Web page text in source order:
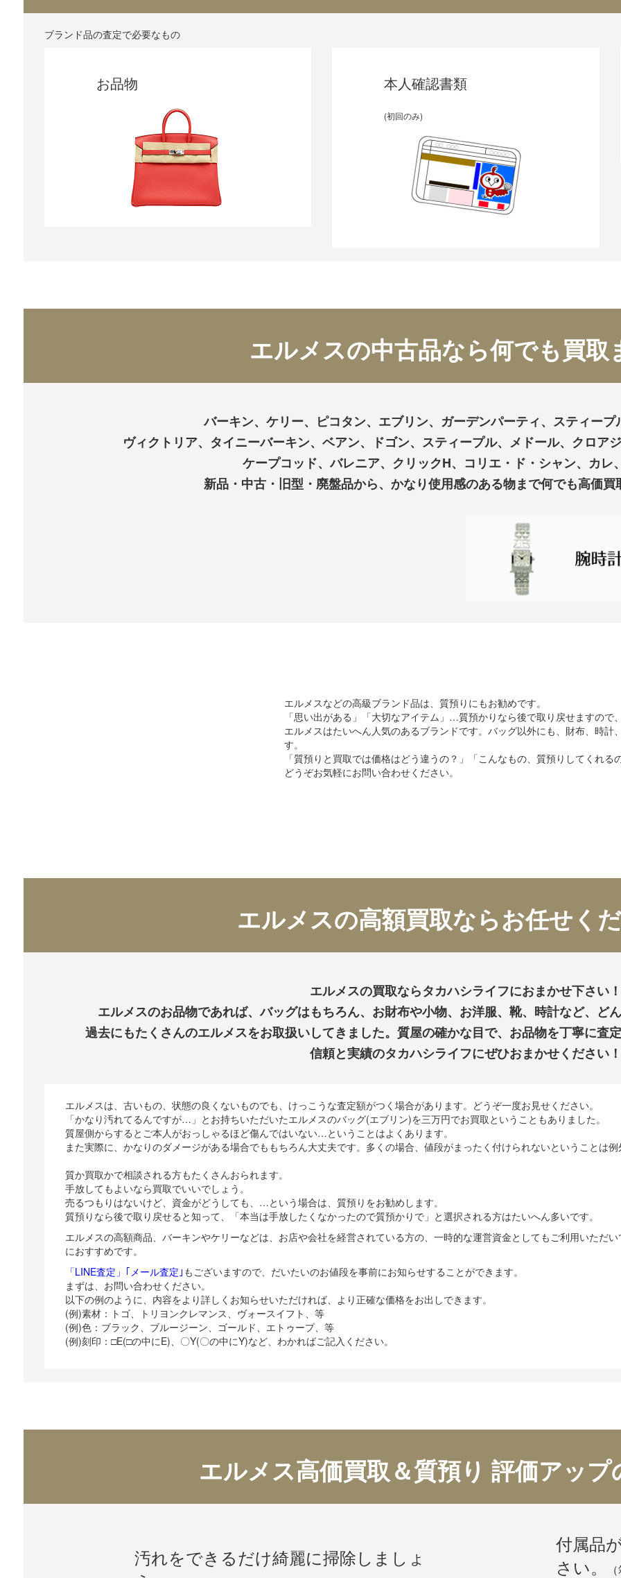
ブランド品の査定で必要なもの
お品物 本人確認書類
(初回のみ)
エルメスの中古品なら何でも買取
バーキン、ケリー、ピコタン、エブリン、ガーデンパーティ、スティー
ヴィクトリア、タイニーバーキン、ベアン、ドゴン、スティープル、メドール、クロア
ケープコッド、バレニア、クリックH、コリエ・ド・シャン、カレ
新品・中古・旧型・廃盤品から、かなり使用感のある物まで何でも高価
エルメスなどの高級ブランド品は、質預りにもお勧めです。
「思い出がある」「大切なアイテム」…質預かりなら後で取り戻せますの
エルメスはたいへん人気のあるブランドです。バッグ以外にも、財布、時
す。
「質預りと買取では価格はどう違うの？」「こんなもの、質預りしてくれる
どうぞお気軽にお問い合わせください。
エルメスの高額買取ならお任せく
エルメスの買取ならタカハシライフにおまかせ下さい！
エルメスのお品物であれば、バッグはもちろん、お財布や小物、お洋服、靴、時計など、ど
過去にもたくさんのエルメスをお取扱いしてきました。質屋の確かな目で、お品物を丁寧に査
信頼と実績のタカハシライフにぜひおまかせください！
エルメスは、古いもの、状態の良くないものでも、けっこうな査定額がつく場合があります。どうぞ一度お見せください。
「かなり汚れてるんですが…」とお持ちいただいたエルメスのバッグ(エブリン)を三万円でお買取ということもありました。
質屋側からするとご本人がおっしゃるほど傷んではいない…ということはよくあります。
また実際に、かなりのダメージがある場合でももちろん大丈夫です。多くの場合、値段がまったく付けられないということは
質か買取かで相談される方もたくさんおられます。
手放してもよいなら買取でいいでしょう。
売るつもりはないけど、資金がどうしても、…という場合は、質預りをお勧めします。
質預りなら後で取り戻せると知って、「本当は手放したくなかったので質預かりで」と選択される方はたいへん多いです。
エルメスの高額商品、バーキンやケリーなどは、お店や会社を経営されている方の、一時的な運営資金としてもご利用いただ
におすすめです。
「LINE査定」 ｢メール査定｣ もございますので、だいたいのお値段を事前にお知らせすることができます。
まずは、お問い合わせください。
以下の例のように、内容をより詳しくお知らせいただければ、より正確な価格をお出しできます。
(例)素材：トゴ、トリヨンクレマンス、ヴォースイフト、等
(例)色：ブラック、ブルージーン、ゴールド、エトゥープ、等
(例)刻印：□E(□の中にE)、〇Y(〇の中にY)など、わかればご記入ください。
エルメス高価買取＆質預り 評価アッ
汚れをできるだけ綺麗に掃除しましょ
付属品
さい。